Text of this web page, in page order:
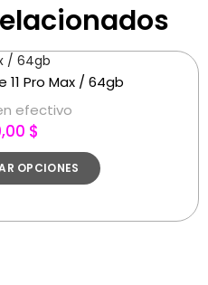
11 Pro Max / 64gb
efectivo
$
OPCIONES